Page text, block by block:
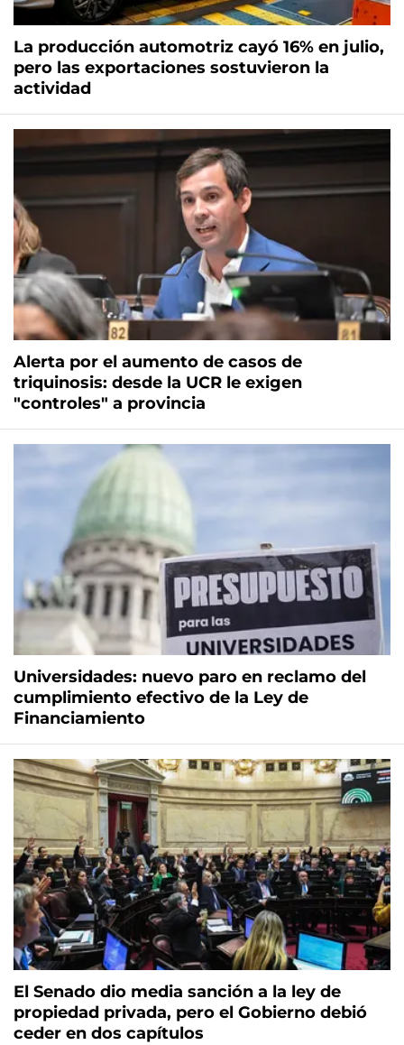
La producción automotriz cayó 16% en julio,
pero las exportaciones sostuvieron la
actividad
Alerta por el aumento de casos de
triquinosis: desde la UCR le exigen
"controles" a provincia
Universidades: nuevo paro en reclamo del
cumplimiento efectivo de la Ley de
Financiamiento
El Senado dio media sanción a la ley de
propiedad privada, pero el Gobierno debió
ceder en dos capítulos